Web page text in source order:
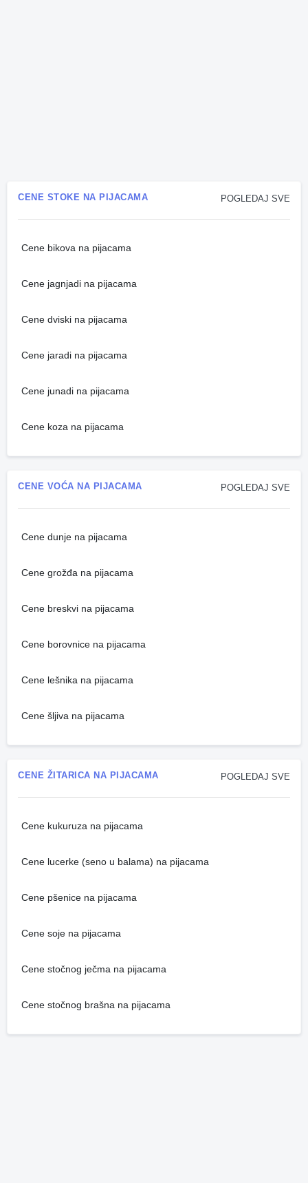
POGLEDAJ SVE
CENE STOKE NA PIJACAMA
Cene bikova na pijacama
Cene jagnjadi na pijacama
Cene dviski na pijacama
Cene jaradi na pijacama
Cene junadi na pijacama
Cene koza na pijacama
POGLEDAJ SVE
CENE VOĆA NA PIJACAMA
Cene dunje na pijacama
Cene grožđa na pijacama
Cene breskvi na pijacama
Cene borovnice na pijacama
Cene lešnika na pijacama
Cene šljiva na pijacama
POGLEDAJ SVE
CENE ŽITARICA NA PIJACAMA
Cene kukuruza na pijacama
Cene lucerke (seno u balama) na pijacama
Cene pšenice na pijacama
Cene soje na pijacama
Cene stočnog ječma na pijacama
Cene stočnog brašna na pijacama